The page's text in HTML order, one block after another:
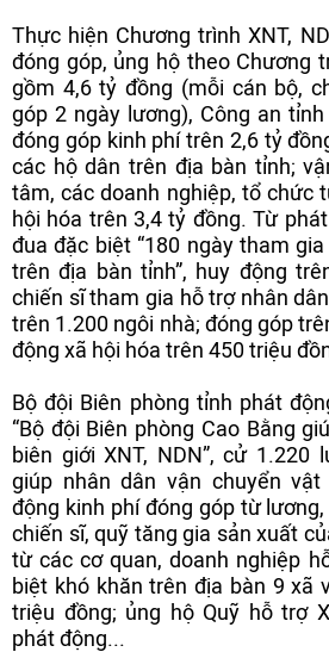
Thực hiện Chương trình XNT,
đóng góp, ủng hộ theo Chương
gồm 4,6 tỷ đồng (mỗi cán bộ,
góp 2 ngày lương), Công an
đóng góp kinh phí trên 2,6 tỷ
các hộ dân trên địa bàn tỉnh;
tâm, các doanh nghiệp, tổ chức
hội hóa trên 3,4 tỷ đồng. Từ
đua đặc biệt “180 ngày tham
trên địa bàn tỉnh”, huy động
chiến sĩ tham gia hỗ trợ nhân
trên 1.200 ngôi nhà; đóng góp
động xã hội hóa trên 450 triệu
Bộ đội Biên phòng tỉnh phát
“Bộ đội Biên phòng Cao Bằng
biên giới XNT, NDN”, cử 1.220
giúp nhân dân vận chuyển
động kinh phí đóng góp từ
chiến sĩ, quỹ tăng gia sản xuất
từ các cơ quan, doanh nghiệp
biệt khó khăn trên địa bàn 9 xã
triệu đồng; ủng hộ Quỹ hỗ trợ
phát động...